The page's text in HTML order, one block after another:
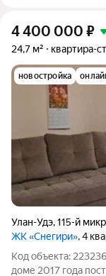
4 400 000 ₽
24,7 м² квартира-
новостройка
Улан-Удэ,115-й
ЖК «Снегири», 4
Код объекта:
доме 2017 года